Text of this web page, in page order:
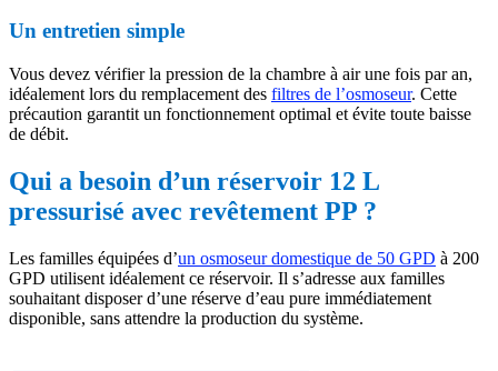
Un entretien simple
Vous devez vérifier la pression de la chambre à air une fois par an,
idéalement lors du remplacement des filtres de l’osmoseur. Cette
précaution garantit un fonctionnement optimal et évite toute baisse
de débit.
Qui a besoin d’un réservoir 12 L
pressurisé avec revêtement PP ?
Les familles équipées d’un osmoseur domestique de 50 GPD à 200
GPD utilisent idéalement ce réservoir. Il s’adresse aux familles
souhaitant disposer d’une réserve d’eau pure immédiatement
disponible, sans attendre la production du système.